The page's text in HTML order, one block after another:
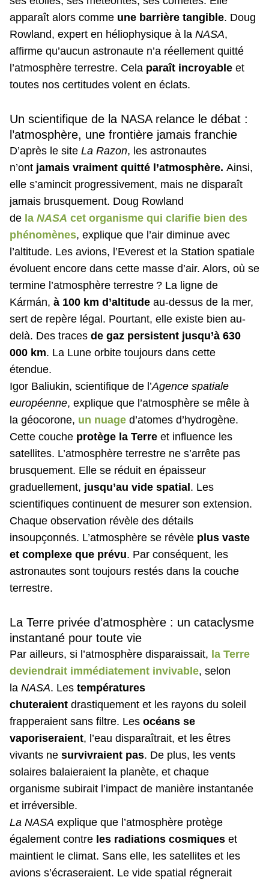
apparaît alors comme une barrière tangible. Doug
Rowland, expert en héliophysique à la NASA,
affirme qu’aucun astronaute n’a réellement quitté
l’atmosphère terrestre. Cela paraît incroyable et
toutes nos certitudes volent en éclats.
Un scientifique de la NASA relance le débat :
l’atmosphère, une frontière jamais franchie
D’après le site La Razon, les astronautes
n’ont jamais vraiment quitté l’atmosphère. Ainsi,
elle s’amincit progressivement, mais ne disparaît
jamais brusquement. Doug Rowland
de la NASA cet organisme qui clarifie bien des
phénomènes, explique que l’air diminue avec
l’altitude. Les avions, l’Everest et la Station spatiale
évoluent encore dans cette masse d’air. Alors, où se
termine l’atmosphère terrestre ? La ligne de
Kármán, à 100 km d’altitude au-dessus de la mer,
sert de repère légal. Pourtant, elle existe bien au-
delà. Des traces de gaz persistent jusqu’à 630
000 km. La Lune orbite toujours dans cette
étendue.
Igor Baliukin, scientifique de l’Agence spatiale
européenne, explique que l’atmosphère se mêle à
la géocorone, un nuage d’atomes d’hydrogène.
Cette couche protège la Terre et influence les
satellites. L’atmosphère terrestre ne s’arrête pas
brusquement. Elle se réduit en épaisseur
graduellement, jusqu’au vide spatial . Les
scientifiques continuent de mesurer son extension.
Chaque observation révèle des détails
insoupçonnés. L’atmosphère se révèle plus vaste
et complexe que prévu. Par conséquent, les
astronautes sont toujours restés dans la couche
terrestre.
La Terre privée d’atmosphère : un cataclysme
instantané pour toute vie
Par ailleurs, si l’atmosphère disparaissait, la Terre
deviendrait immédiatement invivable, selon
la NASA. Les températures
chuteraient drastiquement et les rayons du soleil
frapperaient sans filtre. Les océans se
vaporiseraient, l’eau disparaîtrait, et les êtres
vivants ne survivraient pas. De plus, les vents
solaires balaieraient la planète, et chaque
organisme subirait l’impact de manière instantanée
et irréversible.
La NASA explique que l’atmosphère protège
également contre les radiations cosmiques et
maintient le climat. Sans elle, les satellites et les
avions s’écraseraient. Le vide spatial régnerait